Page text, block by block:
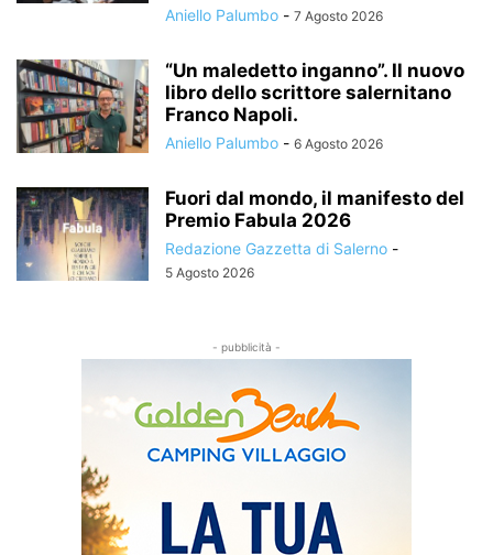
Aniello Palumbo - 7 Agosto 2026
“Un maledetto inganno”. Il nuovo
libro dello scrittore salernitano
Franco Napoli.
Aniello Palumbo - 6 Agosto 2026
Fuori dal mondo, il manifesto del
Premio Fabula 2026
Redazione Gazzetta di Salerno -
5 Agosto 2026
- pubblicità -